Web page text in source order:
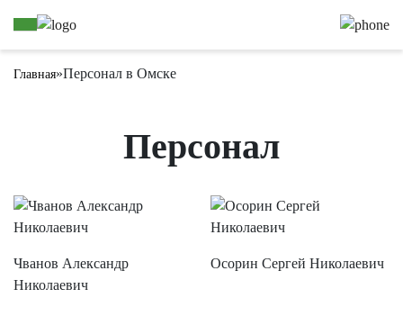
Главная»Персонал в Омске
Персонал
Чванов Александр
Николаевич
Осорин Сергей Николаевич